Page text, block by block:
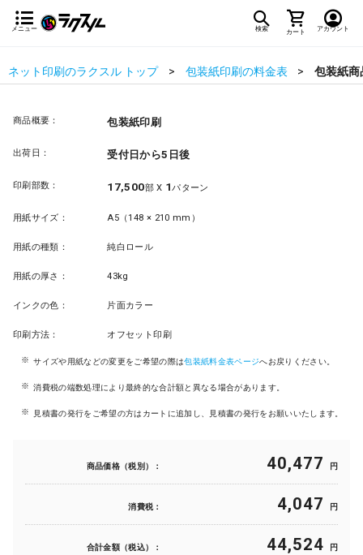
メニュー 検索 カート アカウント
ネット印刷のラクスル トップ 包装紙印刷の料金表 包装紙商
商品概要： 包装紙印刷
出荷日： 受付日から5日後
印刷部数： 17,500部 X 1パターン
用紙サイズ： A5（148 × 210 mm）
用紙の種類： 純白ロール
用紙の厚さ： 43kg
インクの色： 片面カラー
印刷方法： オフセット印刷
サイズや用紙などの変更をご希望の際は包装紙料金表ページへお戻りください。
消費税の端数処理により最終的な合計額と異なる場合があります。
見積書の発行をご希望の方はカートに追加し、見積書の発行をお願いいたします。
商品価格（税別）： 40,477 円
消費税： 4,047 円
合計金額（税込）： 44,524 円